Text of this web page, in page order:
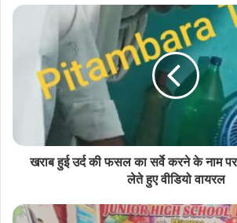
खराब हुई उर्द की फसल का सर्वे करने के नाम
लेते हुए वीडियो वायरल